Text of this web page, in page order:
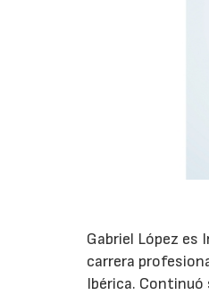
Gabriel López es
carrera
Ibérica.